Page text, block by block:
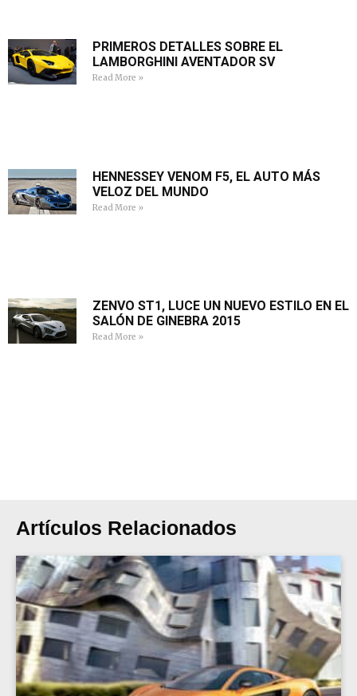
PRIMEROS DETALLES SOBRE EL
LAMBORGHINI AVENTADOR SV
Read More »
HENNESSEY VENOM F5, EL AUTO MÁS
VELOZ DEL MUNDO
Read More »
ZENVO ST1, LUCE UN NUEVO ESTILO EN EL
SALÓN DE GINEBRA 2015
Read More »
Artículos Relacionados